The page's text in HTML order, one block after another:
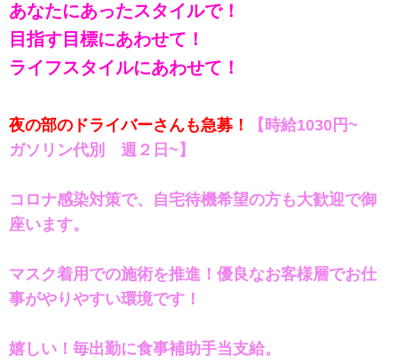
あなたにあったスタイルで！
目指す目標にあわせて！
ライフスタイルにあわせて！
夜の部のドライバーさんも急募！
【時給1030円~
ガソリン代別 週２日~】
コロナ感染対策で、自宅待機希望の方も大歓迎で御
座います。
マスク着用での施術を推進！優良なお客様層でお仕
事がやりやすい環境です！
嬉しい！毎出勤に食事補助手当支給。